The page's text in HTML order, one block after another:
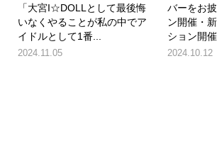
「大宮I☆DOLLとして最後悔
いなくやることが私の中でア
イドルとして1番...
2024.11.05
バーをお
ン開催・
ション開催
2024.10.12